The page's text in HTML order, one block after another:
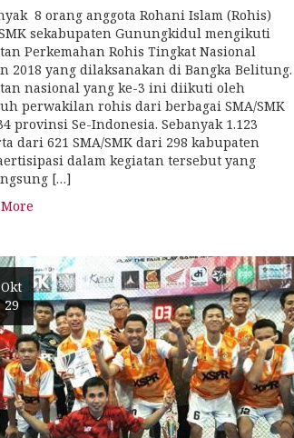
8 orang anggota Rohani Islam (Rohis)
sekabupaten Gunungkidul mengikuti
Perkemahan Rohis Tingkat Nasional
2018 yang dilaksanakan di Bangka Belitung.
nasional yang ke-3 ini diikuti oleh
perwakilan rohis dari berbagai SMA/SMK
provinsi Se-Indonesia. Sebanyak 1.123
dari 621 SMA/SMK dari 298 kabupaten
dalam kegiatan tersebut yang
[…]
Okt
29